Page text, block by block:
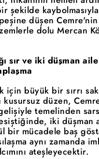
şekilde
düşen
dolu Mercan
sır ve iki düşman aile
için büyük bir sırrı
kusursuz düzen,
temelinden
iki düşman
bir mücadele baş
aynı zamanda
ateşleyecektir.